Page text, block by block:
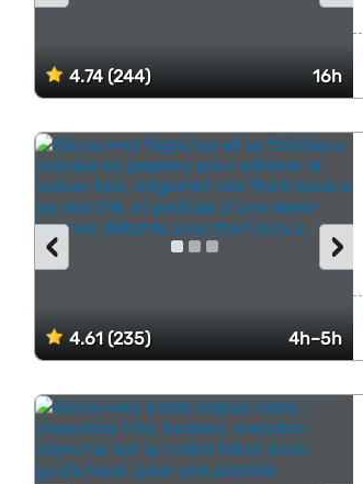
4.74 (244) 16h
4.61 (235) 4h–5h
›
‹